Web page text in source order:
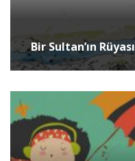
Bir Sultan’ın Rüyası